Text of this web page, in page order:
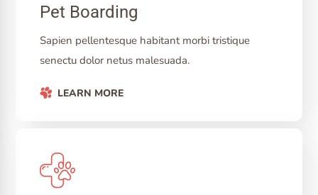
Pet Boarding
Sapien pellentesque habitant morbi tristique
senectu dolor netus malesuada.
LEARN MORE